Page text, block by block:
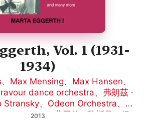
Vol. 1 (1931-
1934)
、 Max Mensing、 Max Hansen、
dance orchestra、 弗朗茲 ·
Stransky、 Odeon Orchestra、
弗里德 · 魏斯曼
保
2013